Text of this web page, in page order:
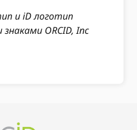
и iD логотип
ORCID, Inc